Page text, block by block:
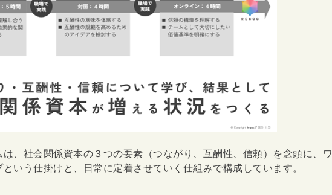
は、社会関係資本の３つの要素（つながり、互酬性、信頼）を念頭に、ワ
いう仕掛けと、日常に定着させていく仕組みで構成しています。